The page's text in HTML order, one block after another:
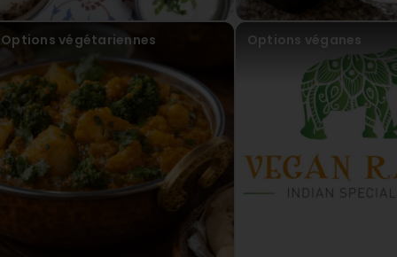
Options végétariennes Options véganes